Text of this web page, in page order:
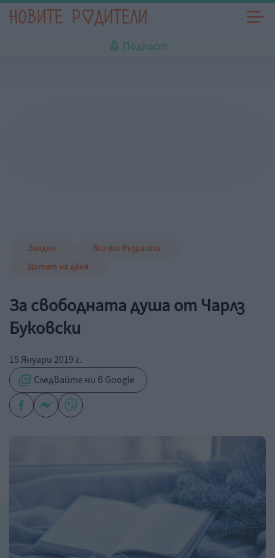
Подкаст
Заедно
Всички възрасти
Цитат на деня
За свободната душа от Чарлз
Буковски
15 Януари 2019 г.
Следвайте ни в Google